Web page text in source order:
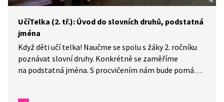
UčíTelka (2. tř.): Úvod do slovních druhů, podstatná
jména
Když děti učí telka! Naučme se spolu s žáky 2. ročníku
poznávat slovní druhy. Konkrétně se zaměříme
na podstatná jména. S procvičením nám bude pomáhat